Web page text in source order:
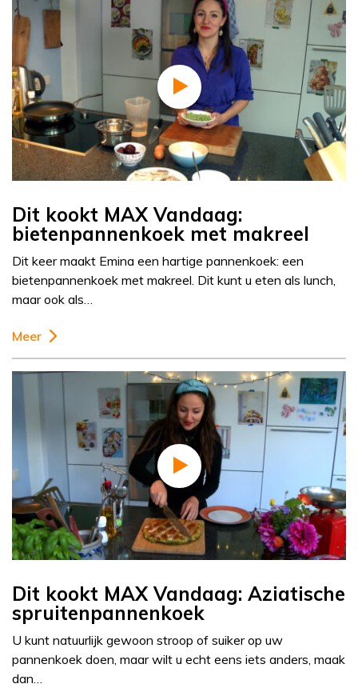
Dit kookt MAX Vandaag:
bietenpannenkoek met makreel
Dit keer maakt Emina een hartige pannenkoek: een
bietenpannenkoek met makreel. Dit kunt u eten als lunch,
maar ook als…
Meer
Dit kookt MAX Vandaag: Aziatische
spruitenpannenkoek
U kunt natuurlijk gewoon stroop of suiker op uw
pannenkoek doen, maar wilt u echt eens iets anders, maak
dan…